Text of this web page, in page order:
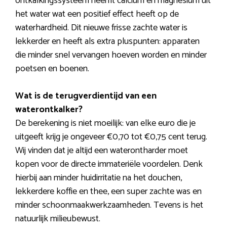
het water wat een positief effect heeft op de
waterhardheid. Dit nieuwe frisse zachte water is
lekkerder en heeft als extra pluspunten: apparaten
die minder snel vervangen hoeven worden en minder
poetsen en boenen.
Wat is de terugverdientijd van een
waterontkalker?
De berekening is niet moeilijk: van elke euro die je
uitgeeft krijg je ongeveer €0,70 tot €0,75 cent terug.
Wij vinden dat je altijd een waterontharder moet
kopen voor de directe immateriële voordelen. Denk
hierbij aan minder huidirritatie na het douchen,
lekkerdere koffie en thee, een super zachte was en
minder schoonmaakwerkzaamheden. Tevens is het
natuurlijk milieubewust.